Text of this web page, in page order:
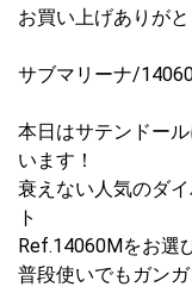
お買い上げありが
サブマリーナ/
本日はサテンドー
います！
衰えない人気のダ
ト
Ref.14060Mをお選
普段使いでもガン